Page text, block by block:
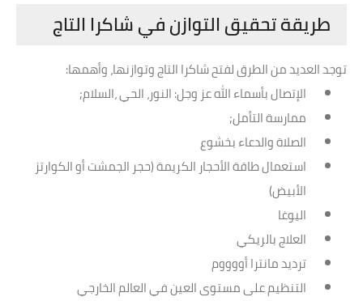
طريقة تحقيق التوازن فيشاكرا التاج
توجد العديد من الطرق لفتح شاكرا التاج وتوازنها، وأهمها:
الإتصال بأسماء الله عز وجل: النور، الحي ،السلام;
ممارسة التأمل;
الصلاة والدعاء بخشوع
استعمال طاقة الأحجار الكريمة (حجر الجمشت أو الكوارتز
الأبيض)
اليوغا
العلاج بالريكي
ترديد مانترا أووووم
التنظيم على مستوى العين في العالم الخارجي